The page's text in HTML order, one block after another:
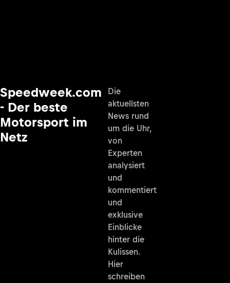
Speedweek.com
- Der beste
Motorsport im
Netz
Die
aktuellsten
News rund
um die Uhr,
von
Experten
analysiert
und
kommentiert
und
exklusive
Einblicke
hinter die
Kulissen.
Hier
schreiben